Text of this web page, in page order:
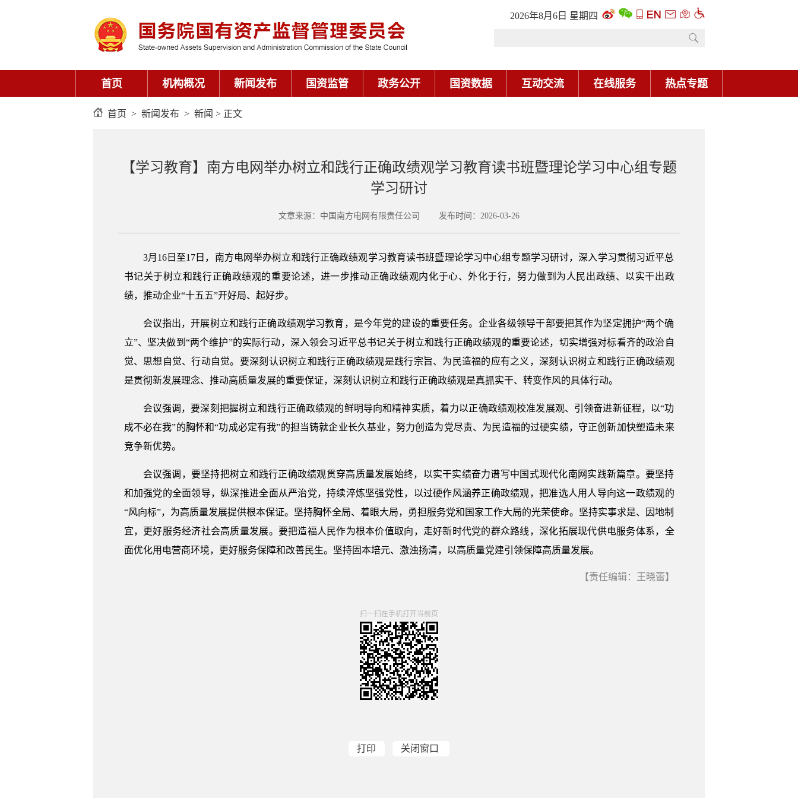
2026年8月6日 星期四
首页 机构概况 新闻发布 国资监管 政务公开 国资数据 互动交流 在线服务 热点专题
首页 > 新闻发布 > 新闻 > 正文
【学习教育】南方电网举办树立和践行正确政绩观学习教育读书班暨理论学习中心组专题
学习研讨
文章来源：中国南方电网有限责任公司 发布时间：2026-03-26
3月16日至17日，南方电网举办树立和践行正确政绩观学习教育读书班暨理论学习中心组专题学习研讨，深入学习贯彻习近平总
书记关于树立和践行正确政绩观的重要论述，进一步推动正确政绩观内化于心、外化于行，努力做到为人民出政绩、以实干出政
绩，推动企业“十五五”开好局、起好步。
会议指出，开展树立和践行正确政绩观学习教育，是今年党的建设的重要任务。企业各级领导干部要把其作为坚定拥护“两个确
立”、坚决做到“两个维护”的实际行动，深入领会习近平总书记关于树立和践行正确政绩观的重要论述，切实增强对标看齐的政治自
觉、思想自觉、行动自觉。要深刻认识树立和践行正确政绩观是践行宗旨、为民造福的应有之义，深刻认识树立和践行正确政绩观
是贯彻新发展理念、推动高质量发展的重要保证，深刻认识树立和践行正确政绩观是真抓实干、转变作风的具体行动。
会议强调，要深刻把握树立和践行正确政绩观的鲜明导向和精神实质，着力以正确政绩观校准发展观、引领奋进新征程，以“功
成不必在我”的胸怀和“功成必定有我”的担当铸就企业长久基业，努力创造为党尽责、为民造福的过硬实绩，守正创新加快塑造未来
竞争新优势。
会议强调，要坚持把树立和践行正确政绩观贯穿高质量发展始终，以实干实绩奋力谱写中国式现代化南网实践新篇章。要坚持
和加强党的全面领导，纵深推进全面从严治党，持续淬炼坚强党性，以过硬作风涵养正确政绩观，把准选人用人导向这一政绩观的
“风向标”，为高质量发展提供根本保证。坚持胸怀全局、着眼大局，勇担服务党和国家工作大局的光荣使命。坚持实事求是、因地制
宜，更好服务经济社会高质量发展。要把造福人民作为根本价值取向，走好新时代党的群众路线，深化拓展现代供电服务体系，全
面优化用电营商环境，更好服务保障和改善民生。坚持固本培元、激浊扬清，以高质量党建引领保障高质量发展。
【责任编辑：王晓蕾】
扫一扫在手机打开当前页
打印 关闭窗口